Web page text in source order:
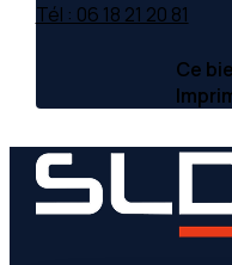
Tél : 06 18 21 20 81
Ce